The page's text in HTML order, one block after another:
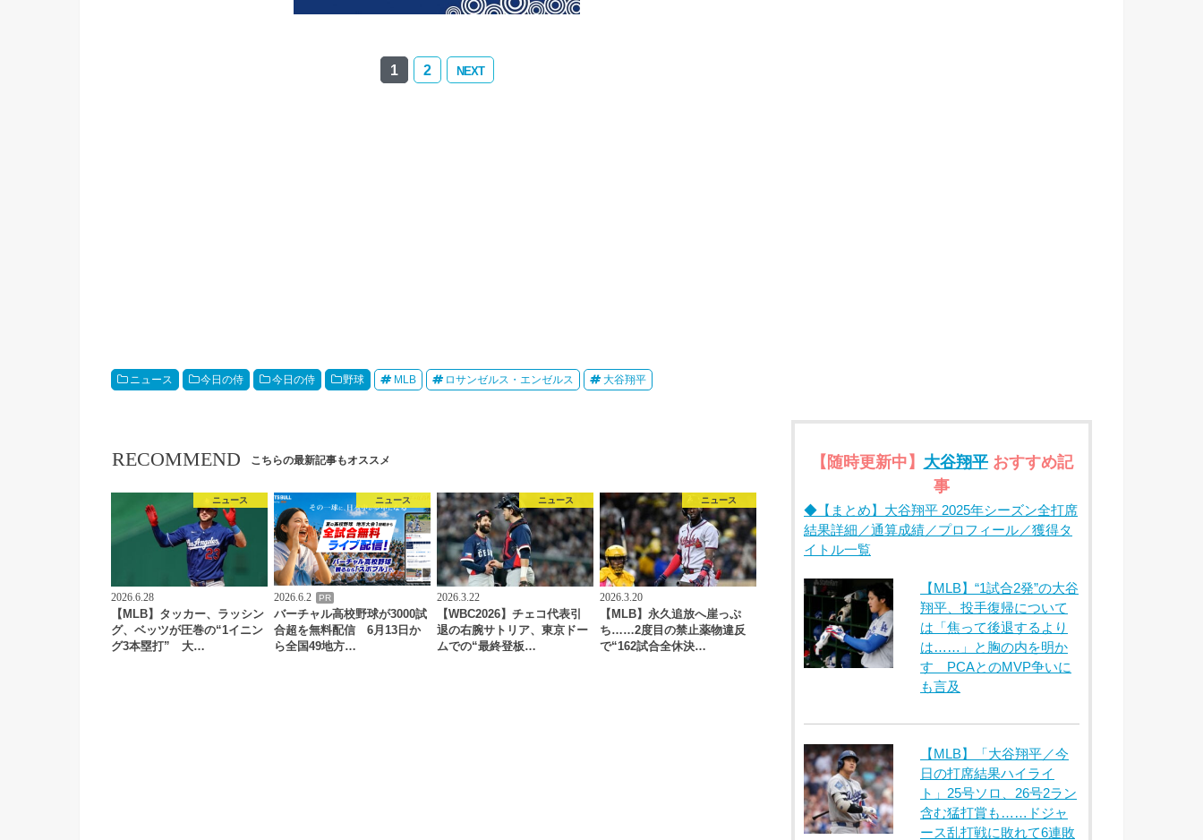
1 2 NEXT
ニュース 今日の侍 今日の侍 野球 MLB ロサンゼルス・エンゼルス 大谷翔平
RECOMMEND こちらの最新記事もオススメ
ニュース
2026.6.28
【MLB】タッカー、ラッシン
グ、ベッツが圧巻の“1イニン
グ3本塁打” 大…
ニュース
2026.6.2 PR
バーチャル高校野球が3000試
合超を無料配信 6月13日か
ら全国49地方…
ニュース
2026.3.22
【WBC2026】チェコ代表引
退の右腕サトリア、東京ドー
ムでの“最終登板…
ニュース
2026.3.20
【MLB】永久追放へ崖っぷ
ち……2度目の禁止薬物違反
で“162試合全休決…
【随時更新中】 大谷翔平おすすめ記
事
◆【まとめ】大谷翔平 2025年シーズン全打席
結果詳細／通算成績／プロフィール／獲得タ
イトル一覧
【MLB】“1試合2発”の大谷
翔平、投手復帰について
は「焦って後退するより
は……」と胸の内を明か
す PCAとのMVP争いに
も言及
【MLB】「大谷翔平／今
日の打席結果ハイライ
ト」25号ソロ、26号2ラン
含む猛打賞も……ドジャ
ース乱打戦に敗れて6連敗